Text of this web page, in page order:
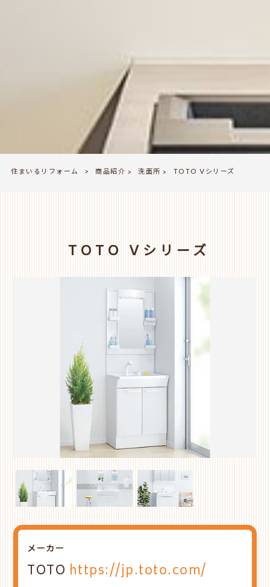
住まいるリフォーム > 商品紹介 > 洗面所 > TOTO Vシリーズ
TOTO Vシリーズ
メーカー
TOTO https://jp.toto.com/